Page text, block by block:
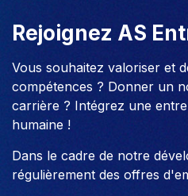
Rejoignez AS
Vous souhaitez valoriser et
compétences ? Donner un
carrière ? Intégrez une
humaine !
Dans le cadre de notre
régulièrement des offres